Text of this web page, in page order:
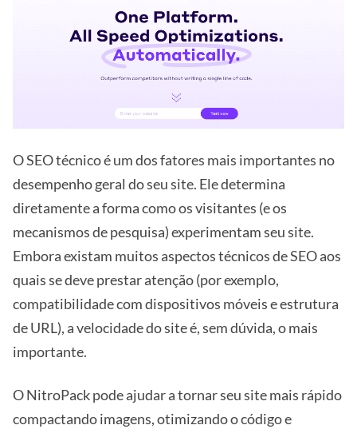
O SEO técnico é um dos fatores mais importantes no
desempenho geral do seu site. Ele determina
diretamente a forma como os visitantes (e os
mecanismos de pesquisa) experimentam seu site.
Embora existam muitos aspectos técnicos de SEO aos
quais se deve prestar atenção (por exemplo,
compatibilidade com dispositivos móveis e estrutura
de URL), a velocidade do site é, sem dúvida, o mais
importante.
O NitroPack pode ajudar a tornar seu site mais rápido
compactando imagens, otimizando o código e